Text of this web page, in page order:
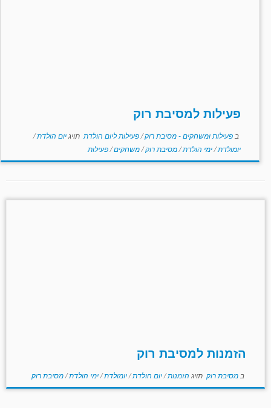
פעילות למסיבת רוק
ב פעילות ומשחקים - מסיבת רוק/פעילות ליום הולדת תויגיום הולדת/
יומולדת/ימי הולדת/מסיבת רוק/משחקים/פעילות
הזמנות למסיבת רוק
ב מסיבת רוק תויג הזמנות/יום הולדת/יומולדת/ימי הולדת/מסיבת רוק